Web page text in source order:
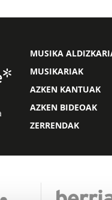
MUSIKA
MUSIKARIAK
AZKEN KANTUAK
AZKEN BIDEOAK
ZERRENDAK